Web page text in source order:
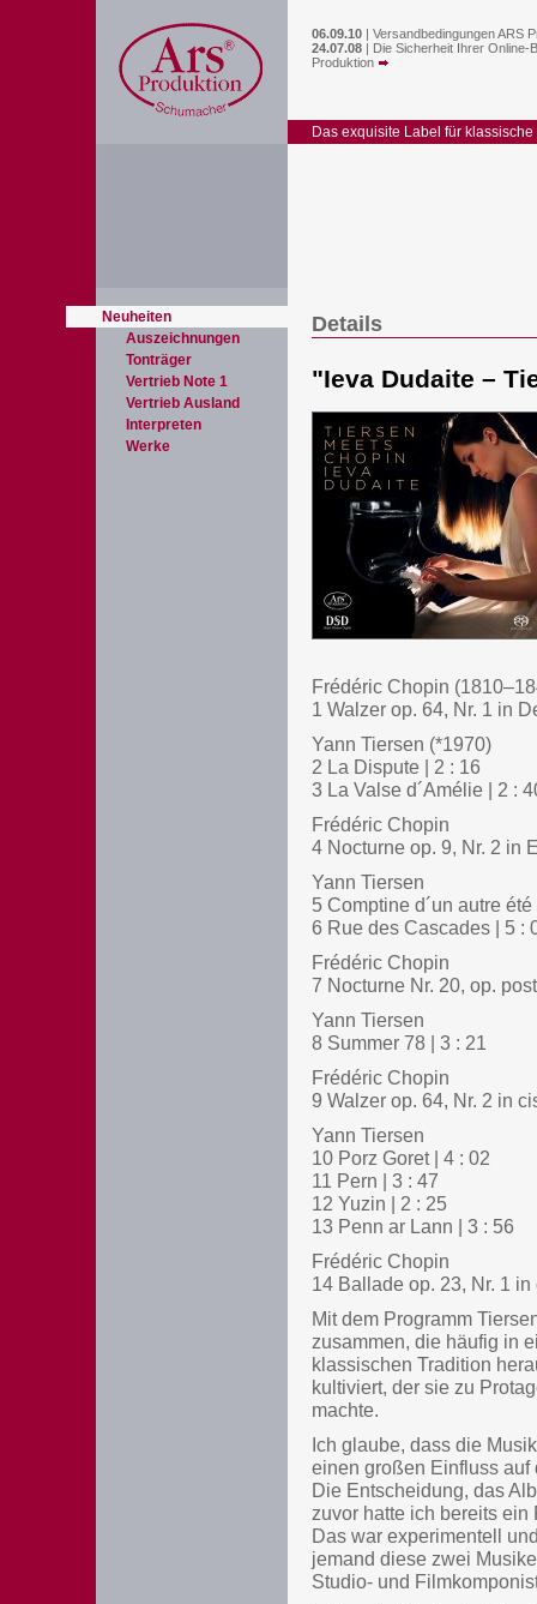
06.09.10 | Versandbedingungen ARS
24.07.08 | Die Sicherheit Ihrer Online-
Produktion
Das exquisite Label für klassische
Neuheiten
Auszeichnungen
Tonträger
Vertrieb Note 1
Vertrieb Ausland
Interpreten
Werke
Details
"Ieva Dudaite –
Frédéric Chopin
1 Walzer op. 64, Nr. 1 in
Yann Tiersen (*1970)
2 La Dispute | 2 : 16
3 La Valse d´Amélie | 2 :
Frédéric Chopin
4 Nocturne op. 9, Nr. 2 in
Yann Tiersen
5 Comptine d´un autre été
6 Rue des Cascades | 5 :
Frédéric Chopin
7 Nocturne Nr. 20, op.
Yann Tiersen
8 Summer 78 | 3 : 21
Frédéric Chopin
9 Walzer op. 64, Nr. 2 in
Yann Tiersen
10 Porz Goret | 4 : 02
11 Pern | 3 : 47
12 Yuzin | 2 : 25
13 Penn ar Lann | 3 : 56
Frédéric Chopin
14 Ballade op. 23, Nr. 1 in
Mit dem Programm
zusammen, die häufig in
klassischen Tradition
kultiviert, der sie zu
machte.
Ich glaube, dass die
einen großen Einfluss auf
Die Entscheidung, das
zuvor hatte ich bereits
Das war experimentell
jemand diese zwei
Studio- und